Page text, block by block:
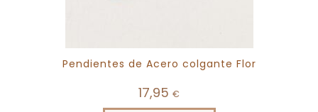
Pendientes de Acero colgante Flor
17,95 €